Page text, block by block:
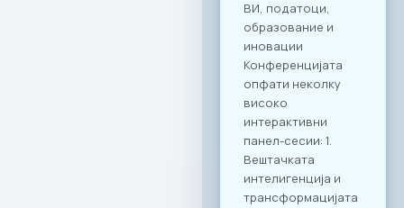
вмрежување.
Комбинацијата на
врвна
гастрономија и
деловна дискусија
вистински модел
за поттикнување
на дијалог и
иновации во
секторот. МАСИТ